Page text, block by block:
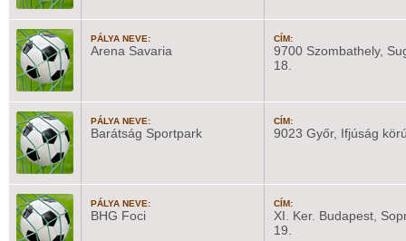
PÁLYA NEVE:
Arena Savaria
CÍM:
9700 Szombathely,
18.
PÁLYA NEVE:
Barátság Sportpark
CÍM:
9023 Győr, Ifjúság
PÁLYA NEVE:
BHG Foci
CÍM:
XI. Ker. Budapest,
19.